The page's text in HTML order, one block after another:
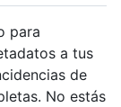
para
a tus
de
No estás